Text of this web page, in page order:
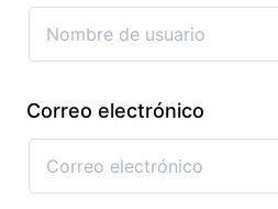
Correo electrónico